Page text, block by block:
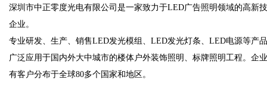
深圳市中正零度光电有限公司是一家致力于LED广告照明领域的高新
企业。
专业研发、生产、销售LED发光模组、LED发光灯条、LED电源等产
广泛应用于国内外大中城市的楼体户外装饰照明、标牌照明工程。企
有客户分布于全球80多个国家和地区。